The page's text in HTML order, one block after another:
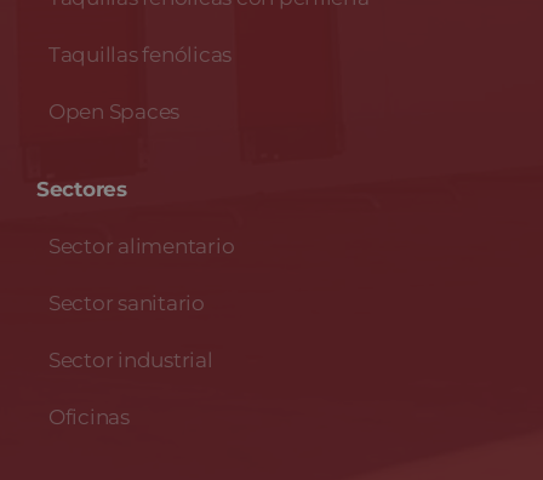
Taquillas fenólicas
Open Spaces
Sectores
Sector alimentario
Sector sanitario
Sector industrial
Oficinas